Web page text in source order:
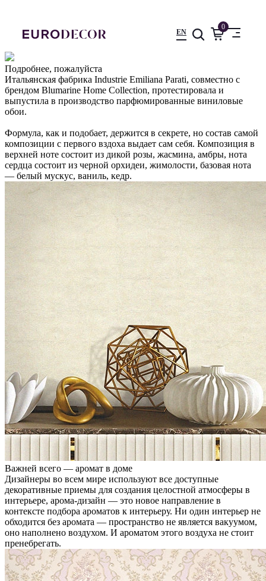
EN
0
Подробнее, пожалуйста
Итальянская фабрика Industrie Emiliana Parati, совместно с
брендом Blumarine Home Collection, протестировала и
выпустила в производство парфюмированные виниловые
обои.
Формула, как и подобает, держится в секрете, но состав самой
композиции с первого вздоха выдает сам себя. Композиция в
верхней ноте состоит из дикой розы, жасмина, амбры, нота
сердца состоит из черной орхидеи, жимолости, базовая нота
— белый мускус, ваниль, кедр.
Важней всего — аромат в доме
Дизайнеры во всем мире используют все доступные
декоративные приемы для создания целостной атмосферы в
интерьере, арома-дизайн — это новое направление в
контексте подбора ароматов к интерьеру. Ни один интерьер не
обходится без аромата — пространство не является вакуумом,
оно наполнено воздухом. И ароматом этого воздуха не стоит
пренебрегать.